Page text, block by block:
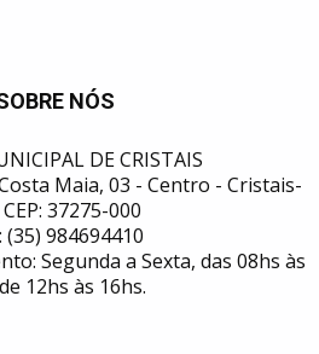
NÓS
DE CRISTAIS
Maia, 03 - Centro - Cristais-
37275-000
(35) 984694410
Segunda a Sexta, das 08hs às
12hs às 16hs.